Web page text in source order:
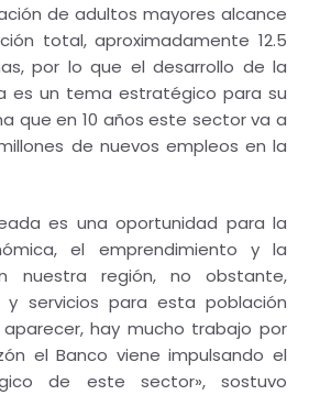
de adultos mayores alcance
total, aproximadamente 12.5
por lo que el desarrollo de la
es un tema estratégico para su
que en 10 años este sector va a
de nuevos empleos en la
es una oportunidad para la
el emprendimiento y la
nuestra región, no obstante,
y servicios para esta población
hay mucho trabajo por
el Banco viene impulsando el
de este sector», sostuvo